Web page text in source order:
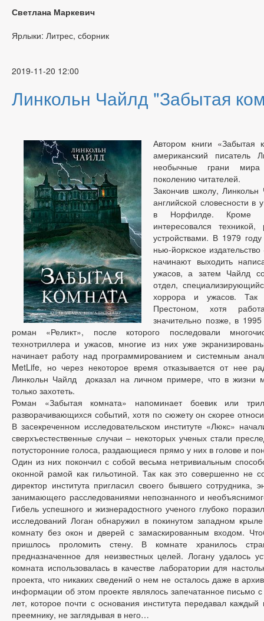
Светлана Маркевич
Ярлыки: Литрес, сборник
2019-11-20 12:00
Линкольн Чайлд "Забытая
Автором книги «Забытая
американский писатель
необычные грани
поколению читателей.
Закончив школу,
английской словесности в
в Норфилде. Кроме
интересовался
устройствами. В 1979
нью-йоркское
начинают выходить
ужасов, а затем Чайлд
отдел,
хоррора и ужасов. Так
Престоном, хотя
значительно позже, в
роман «Реликт», после которого последовали
технотриллера и ужасов, многие из них уже
начинает работу над программированием и системным
MetLife, но через некоторое время отказывается от нее
Линкольн Чайлд доказал на личном примере, что в жизни
только захотеть.
Роман «Забытая комната» напоминает боевик или
разворачивающихся событий, хотя по сюжету он скорее
В засекреченном исследовательском институте «Люкс»
сверхъестественные случаи – некоторых ученых стали
потусторонние голоса, раздающиеся прямо у них в голове и
Один из них покончил с собой весьма нетривиальным
оконной рамой как гильотиной. Так как это совершенно не
директор института пригласил своего бывшего сотрудника,
занимающего расследованиями непознанного и
Гибель успешного и жизнерадостного ученого глубоко
исследований Логан обнаружил в покинутом западном
комнату без окон и дверей с замаскированным входом.
пришлось проломить стену. В комнате хранилось
предназначенное для неизвестных целей. Логану удалось
комната использовалась в качестве лаборатории для
проекта, что никаких сведений о нем не осталось даже в
информации об этом проекте являлось запечатанное письмо с
лет, которое почти с основания института передавал
преемнику, не заглядывая в него…